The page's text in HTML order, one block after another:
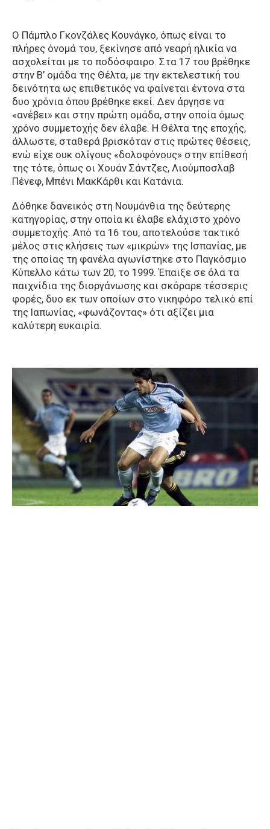
Ο Πάμπλο Γκονζάλες Κουνάγκο, όπως είναι το
πλήρες όνομά του, ξεκίνησε από νεαρή ηλικία να
ασχολείται με το ποδόσφαιρο. Στα 17 του βρέθηκε
στην Β’ ομάδα της Θέλτα, με την εκτελεστική του
δεινότητα ως επιθετικός να φαίνεται έντονα στα
δυο χρόνια όπου βρέθηκε εκεί. Δεν άργησε να
«ανέβει» και στην πρώτη ομάδα, στην οποία όμως
χρόνο συμμετοχής δεν έλαβε. H Θέλτα της εποχής,
άλλωστε, σταθερά βρισκόταν στις πρώτες θέσεις,
ενώ είχε ουκ ολίγους «δολοφόνους» στην επίθεσή
της τότε, όπως οι Χουάν Σάντζες, Λιούμποσλαβ
Πένεφ, Μπένι ΜακΚάρθι και Κατάνια.
Δόθηκε δανεικός στη Νουμάνθια της δεύτερης
κατηγορίας, στην οποία κι έλαβε ελάχιστο χρόνο
συμμετοχής. Από τα 16 του, αποτελούσε τακτικό
μέλος στις κλήσεις των «μικρών» της Ισπανίας, με
της οποίας τη φανέλα αγωνίστηκε στο Παγκόσμιο
Κύπελλο κάτω των 20, το 1999. Έπαιξε σε όλα τα
παιχνίδια της διοργάνωσης και σκόραρε τέσσερις
φορές, δυο εκ των οποίων στο νικηφόρο τελικό επί
της Ιαπωνίας, «φωνάζοντας» ότι αξίζει μια
καλύτερη ευκαιρία.